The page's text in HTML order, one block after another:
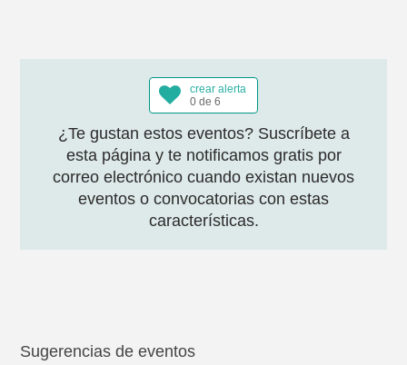
crear alerta
0 de 6
¿Te gustan estos eventos? Suscríbete a
esta página y te notificamos gratis por
correo electrónico cuando existan nuevos
eventos o convocatorias con estas
características.
Sugerencias de eventos